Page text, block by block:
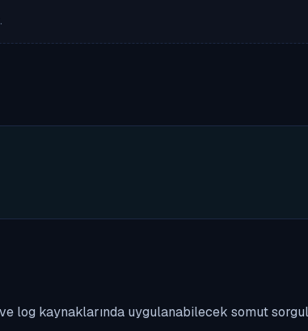
log kaynaklarında uygulanabilecek somut